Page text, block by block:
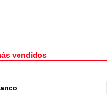
vendidos